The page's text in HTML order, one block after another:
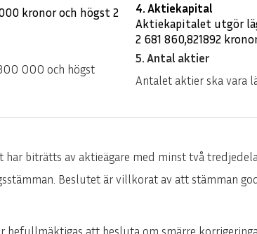
ENGLISH DEUTSCH
kronor och högst 2
000 och högst
4. Aktiekapital
Aktiekapitalet utgör
2 681 860,821892
5. Antal aktier
Antalet aktier ska vara
biträtts av aktieägare med minst två
Beslutet är villkorat av att stämman
befullmäktigas att besluta om smärre